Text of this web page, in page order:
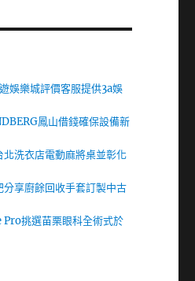
娛樂城評價客服提供3a娛
鳳山借錢確保設備新
洗衣店電動麻將桌並彰化
享廚餘回收手套訂製中古
挑選苗栗眼科全術式於